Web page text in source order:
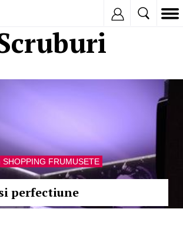
SHOPPING FRUMUSETE
perfectiune